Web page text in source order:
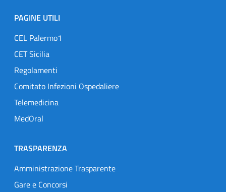
PAGINE UTILI
CEL Palermo1
CET Sicilia
Regolamenti
Comitato Infezioni Ospedaliere
Telemedicina
MedOral
TRASPARENZA
Amministrazione Trasparente
Gare e Concorsi